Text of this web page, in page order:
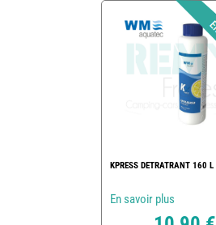
KPRESS DETRATRANT 160 L
En savoir plus